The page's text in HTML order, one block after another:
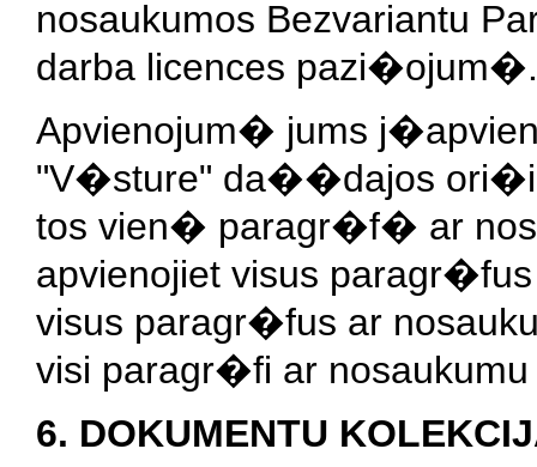
nosaukumos Bezvariantu
darba licences pazi�ojum�.
Apvienojum� jums
"V�sture" da��dajos
tos vien� paragr�f� ar
apvienojiet visus
visus paragr�fus ar
visi paragr�fi ar nosaukumu
6. DOKUMENTU